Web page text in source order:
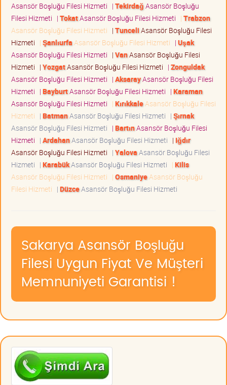
Asansör Boşluğu Filesi Hizmeti | TekirdağAsansör Boşluğu
Filesi Hizmeti | TokatAsansör Boşluğu Filesi Hizmeti | Trabzon
Asansör Boşluğu Filesi Hizmeti | TunceliAsansör Boşluğu Filesi
Hizmeti | Şanlıurfa Asansör Boşluğu Filesi Hizmeti | Uşak
Asansör Boşluğu Filesi Hizmeti | VanAsansör Boşluğu Filesi
Hizmeti | YozgatAsansör Boşluğu Filesi Hizmeti | Zonguldak
Asansör Boşluğu Filesi Hizmeti | AksarayAsansör Boşluğu Filesi
Hizmeti | BayburtAsansör Boşluğu Filesi Hizmeti | Karaman
Asansör Boşluğu Filesi Hizmeti | KırıkkaleAsansör Boşluğu Filesi
Hizmeti | BatmanAsansör Boşluğu Filesi Hizmeti | Şırnak
Asansör Boşluğu Filesi Hizmeti | BartınAsansör Boşluğu Filesi
Hizmeti | ArdahanAsansör Boşluğu Filesi Hizmeti | Iğdır
Asansör Boşluğu Filesi Hizmeti | YalovaAsansör Boşluğu Filesi
Hizmeti | KarabükAsansör Boşluğu Filesi Hizmeti | Kilis
Asansör Boşluğu Filesi Hizmeti | OsmaniyeAsansör Boşluğu
Filesi Hizmeti | DüzceAsansör Boşluğu Filesi Hizmeti
Sakarya Asansör Boşluğu
Filesi Uygun Fiyat Ve Müşteri
Memnuniyeti Garantisi !